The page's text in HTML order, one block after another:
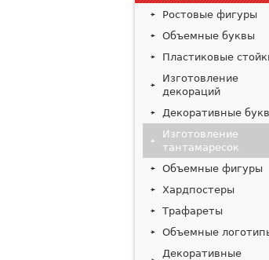
Ростовые фигуры
Объемные буквы
Пластиковые
Изготовление
декораций
Декоративные
Изготовление
тантамаресок
Объемные фигуры
Хардпостеры
Трафареты
Объемные
Декоративные